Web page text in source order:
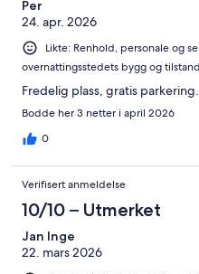
Per
24. apr. 2026
Likte: Renhold, personale og
overnattingsstedets bygg og tilstand
Fredelig plass, gratis parkering.
Bodde her 3 netter i april 2026
0
Verifisert anmeldelse
10/10 – Utmerket
Jan Inge
22. mars 2026